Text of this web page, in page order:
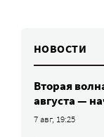
НОВОСТИ
Вторая
августа —
7 авг, 19:25